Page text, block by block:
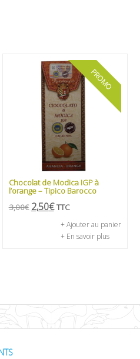
PROMO
Chocolat de Modica IGP à
l’orange – Tipico Barocco
3,00€ 2,50€ TTC
+ Ajouter au panier
+ En savoir plus